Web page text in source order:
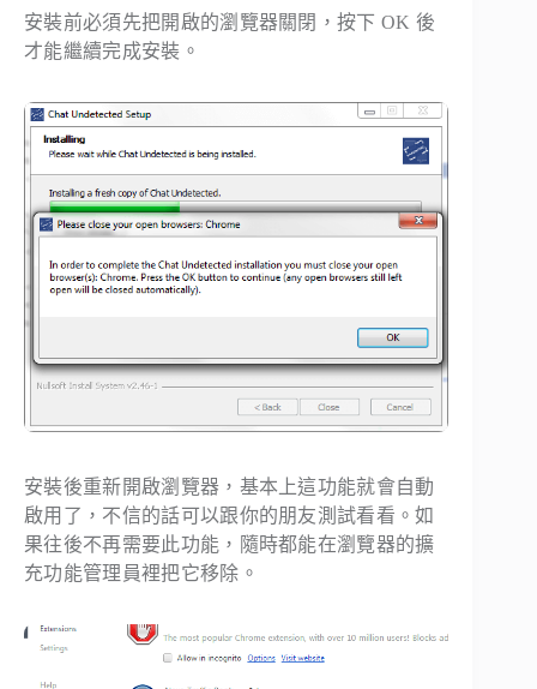
安裝前必須先把開啟的瀏覽器關閉，按下 OK 後
才能繼續完成安裝。
安裝後重新開啟瀏覽器，基本上這功能就會自動
啟用了，不信的話可以跟你的朋友測試看看。如
果往後不再需要此功能，隨時都能在瀏覽器的擴
充功能管理員裡把它移除。